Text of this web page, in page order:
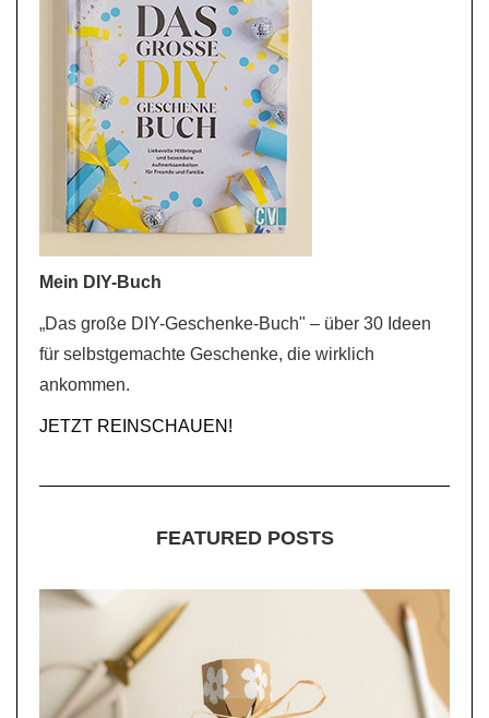
Mein DIY-Buch
„Das große DIY-Geschenke-Buch" – über 30 Ideen
für selbstgemachte Geschenke, die wirklich
ankommen.
JETZT REINSCHAUEN!
FEATURED POSTS